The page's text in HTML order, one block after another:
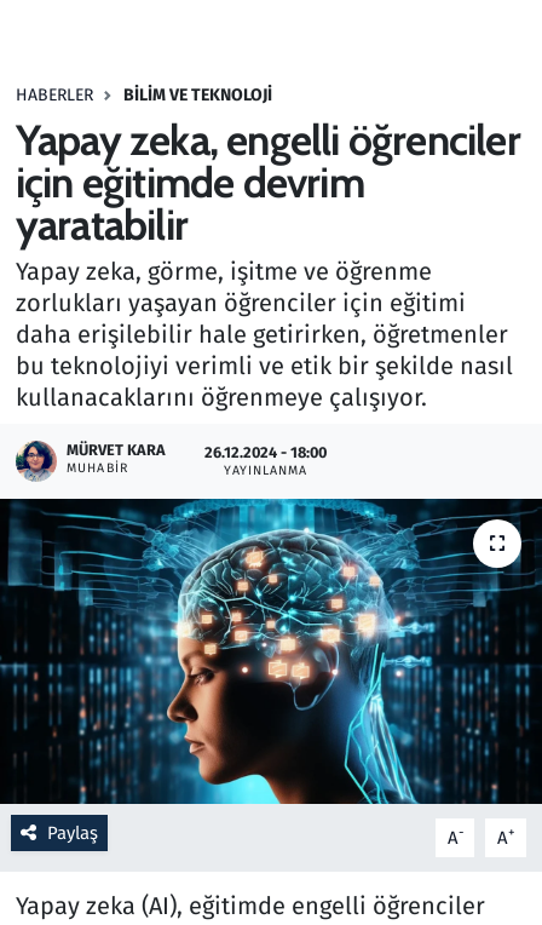
HABERLER BILIM VE TEKNOLOJI
Yapay zeka, engelli öğrenciler
için eğitimde devrim
yaratabilir
Yapay zeka, görme, işitme ve öğrenme
zorlukları yaşayan öğrenciler için eğitimi
daha erişilebilir hale getirirken, öğretmenler
bu teknolojiyi verimli ve etik bir şekilde nasıl
kullanacaklarını öğrenmeye çalışıyor.
MÜRVET KARA
MUHABIR
26.12.2024 - 18:00
YAYINLANMA
Paylaş A- A+
Yapay zeka (AI), eğitimde engelli öğrenciler
Haber
Kültür Sanat
Kurumsal Haberler
Lezzet Durağı
Memur ve Kamu
Otomobil
Oyun
Ramazan
Resmi İlanlar
Rüya Tabirleri
Sağlık
Savunma Sanayi
Seçim 2023
Spor